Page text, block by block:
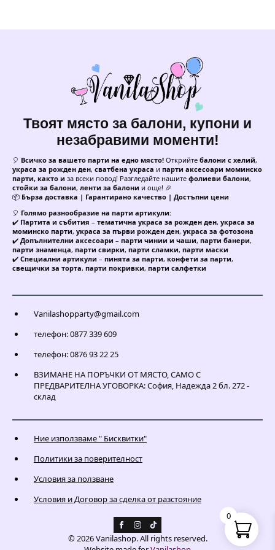
броя
Твоят място за балони, купони и
незабравими моменти!
🎈 Всичко за вашето парти на едно място! Открийте балони с хелий,
украса за рожден ден, сватбена украса и парти аксесоари моминско
парти, както и за всеки повод! Разгледайте нашите фолиеви балони,
стойки за балони, ленти за балони и още! 🎉
📦 Бърза доставка | Гарантирано качество | Достъпни цени
🎈 Голямо разнообразие на парти артикули:
✔️ Партита и събития – тематична украса за рожден ден, украса за
моминско парти, украса за първи рожден ден, украса за фотозона
✔️ Допълнителни аксесоари – парти чинии и чаши, парти банери,
парти знаменца, парти свирки, парти сламки, парти маски
✔️ Специални артикули – пинята за парти, конфети за парти,
свещички за торта, парти покривки, парти салфетки
Vanilashopparty@gmail.com
телефон: 0877 339 609
телефон: 0876 93 22 25
ВЗИМАНЕ НА ПОРЪЧКИ ОТ МЯСТО, САМО С
ПРЕДВАРИТЕЛНА УГОВОРКА: София, Надежда 2 бл. 272 -
склад
Ние използваме " Бисквитки"
Политики за поверителност
Условия за ползване
Условия и Договор за сделка от разстояние
© 2026 Vanilashop. All rights reserved.
0